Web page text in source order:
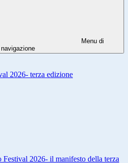
Menu di
navigazione
2026- terza edizione
Festival 2026- il manifesto della terza